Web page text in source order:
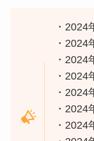
・2024
・2024
・2024
・2024
・2024
・2024
・2024